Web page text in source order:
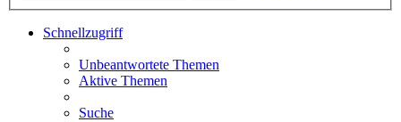
Schnellzugriff
Unbeantwortete Themen
Aktive Themen
Suche